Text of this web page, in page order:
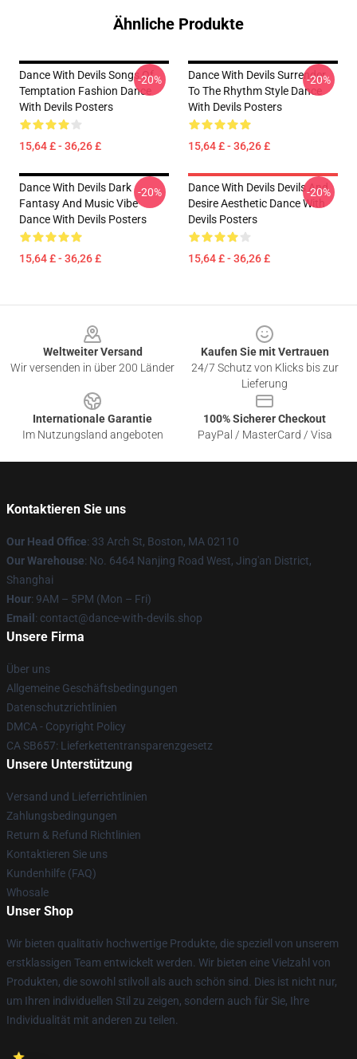
Ähnliche Produkte
Dance With Devils Songs Of
Temptation Fashion Dance
With Devils Posters
15,64 £ - 36,26 £
-20%
Dance With Devils Surrender
To The Rhythm Style Dance
With Devils Posters
15,64 £ - 36,26 £
-20%
Dance With Devils Dark
Fantasy And Music Vibe
Dance With Devils Posters
15,64 £ - 36,26 £
-20%
Dance With Devils Devils And
Desire Aesthetic Dance With
Devils Posters
15,64 £ - 36,26 £
-20%
Weltweiter Versand
Wir versenden in über 200 Länder
Kaufen Sie mit Vertrauen
24/7 Schutz von Klicks bis zur
Lieferung
Internationale Garantie
Im Nutzungsland angeboten
100% Sicherer Checkout
PayPal / MasterCard / Visa
Kontaktieren Sie uns
Our Head Office: 33 Arch St, Boston, MA 02110
Our Warehouse: No. 6464 Nanjing Road West, Jing'an District,
Shanghai
Hour: 9AM – 5PM (Mon – Fri)
Email : contact@dance-with-devils.shop
Unsere Firma
Über uns
Allgemeine Geschäftsbedingungen
Datenschutzrichtlinien
DMCA - Copyright Policy
CA SB657: Lieferkettentransparenzgesetz
Unsere Unterstützung
Versand und Lieferrichtlinien
Zahlungsbedingungen
Return & Refund Richtlinien
Kontaktieren Sie uns
Kundenhilfe (FAQ)
Whosale
Unser Shop
Wir bieten qualitativ hochwertige Produkte, die speziell von unserem
erstklassigen Team entwickelt werden. Wir bieten eine Vielzahl von
Produkten, die sowohl stilvoll als auch schön sind. Dies ist nicht nur,
um Ihren individuellen Stil zu zeigen, sondern auch für Sie, Ihre
Individualität mit anderen zu teilen.